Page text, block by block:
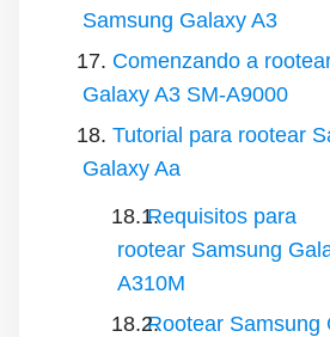
Samsung Galaxy A3
Comenzando a
Galaxy A3 SM-A9000
Tutorial para rootear
Galaxy Aa
Requisitos para
rootear Samsung
A310M
Rootear Samsung